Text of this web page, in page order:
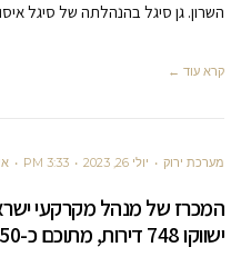
השרון. גן סיגל בהנהלתה של סיגל
קרא עוד ←
מערכת ירוק יולי 26, 2023 3:33 PM
המכרז של מנהל מקרקעי
ישווקו 748 דירות, מתוכם כ-250 יחידות דיור לתושבי כפר סבא.